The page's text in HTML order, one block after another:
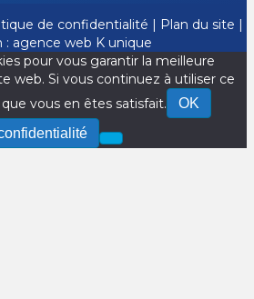
de confidentialité | Plan du site |
: agence web K unique
pour vous garantir la meilleure
web. Si vous continuez à utiliser ce
vous en êtes satisfait.
OK